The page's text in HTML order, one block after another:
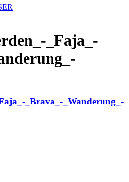
_Faja_-
_Brava_-_Wanderung_-